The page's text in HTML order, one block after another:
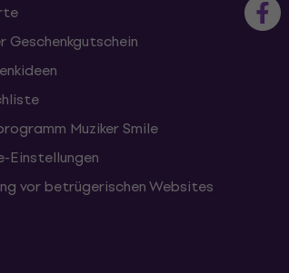
Geschenkgutschein
Muziker Smile
Einstellungen
vor betrügerischen Websites